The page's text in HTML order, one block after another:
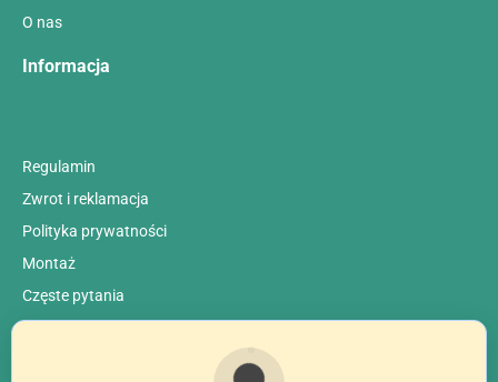
O nas
Informacja
Regulamin
Zwrot i reklamacja
Polityka prywatności
Montaż
Сzęste pytania